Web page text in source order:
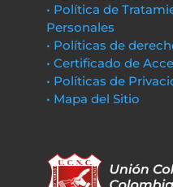
• Política de
Personales
• Políticas de
• Certificado de
• Políticas de
• Mapa del Sitio